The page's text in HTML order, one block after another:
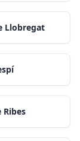
Llobregat
Ribes